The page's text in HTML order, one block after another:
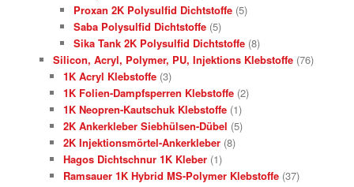
Proxan 2K Polysulfid Dichtstoffe (5)
Saba Polysulfid Dichtstoffe (5)
Sika Tank 2K Polysulfid Dichtstoffe (8)
Silicon, Acryl, Polymer, PU, Injektions Klebstoffe (76)
1K Acryl Klebstoffe (3)
1K Folien-Dampfsperren Klebstoffe (2)
1K Neopren-Kautschuk Klebstoffe (1)
2K Ankerkleber Siebhülsen-Dübel (5)
2K Injektionsmörtel-Ankerkleber (8)
Hagos Dichtschnur 1K Kleber (1)
Ramsauer 1K Hybrid MS-Polymer Klebstoffe (37)